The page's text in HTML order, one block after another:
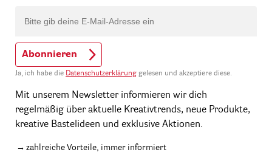
Abonnieren
Ja, ich habe die Datenschutzerklärung gelesen und akzeptiere diese.
Mit unserem Newsletter informieren wir dich
regelmäßig über aktuelle Kreativtrends, neue Produkte,
kreative Bastelideen und exklusive Aktionen.
zahlreiche Vorteile, immer informiert